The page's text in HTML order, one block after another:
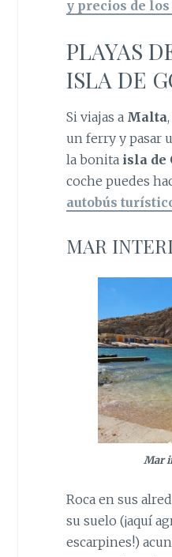
y precios de
PLAYAS
ISLA DE
Si viajas a Malta
un ferry y pasar
la bonita isla de
coche puedes
autobús
MAR
Mar
Roca en sus
su suelo (¡aquí
escarpines!)